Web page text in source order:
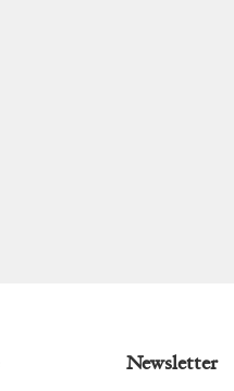
Newsletter